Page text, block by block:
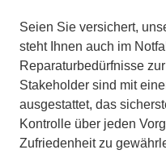
Seien Sie versichert,
steht Ihnen auch im
Reparaturbedürfnisse
Stakeholder sind mit
ausgestattet, das
Kontrolle über jeden
Zufriedenheit zu